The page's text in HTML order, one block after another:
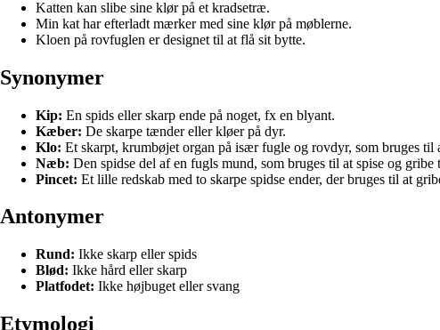
Katten kan slibe sine klør på et kradsetræ.
Min kat har efterladt mærker med sine klør på møblerne.
Kloen på rovfuglen er designet til at flå sit bytte.
Synonymer
Kip: En spids eller skarp ende på noget, fx en blyant.
Kæber: De skarpe tænder eller kløer på dyr.
Klo: Et skarpt, krumbøjet organ på især fugle og rovdyr, som bruges til
Næb: Den spidse del af en fugls mund, som bruges til at spise og gribe
Pincet: Et lille redskab med to skarpe spidse ender, der bruges til at
Antonymer
Rund: Ikke skarp eller spids
Blød: Ikke hård eller skarp
Platfodet: Ikke højbuget eller svang
Etymologi